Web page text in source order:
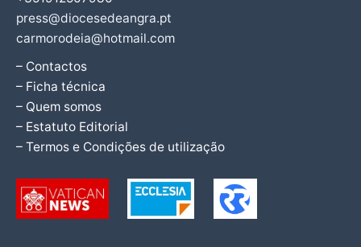
press@diocesedeangra.pt
carmorodeia@hotmail.com
– Contactos
– Ficha técnica
– Quem somos
– Estatuto Editorial
– Termos e Condições de utilização